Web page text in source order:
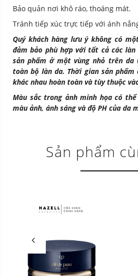
Bảo quản nơi khô ráo, thoáng mát.
Tránh tiếp xúc trực tiếp với ánh
Quý khách hàng lưu ý không có
đảm bảo phù hợp với tất cả các
sản phẩm ở một vùng nhỏ trên
toàn bộ làn da. Thời gian sản
khác nhau hoàn toàn và tùy thuộc
Màu sắc trong ảnh minh họa có
màu ảnh, ánh sáng và độ PH của da
Sản phẩm